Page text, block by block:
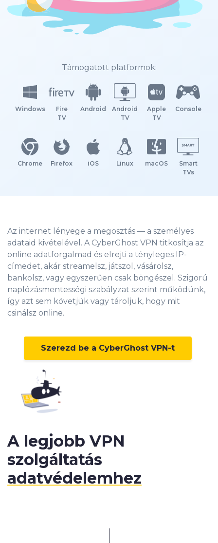
Támogatott platformok:
Windows
Fire
TV
Android
Android
TV
Apple
TV
Console
Chrome Firefox iOS Linux macOS
Smart
TVs
A legjobb VPN
szolgáltatás
adatvédelemhez
Az internet lényege a megosztás — a személyes
adataid kivételével. A CyberGhost VPN titkosítja az
online adatforgalmad és elrejti a tényleges IP-
címedet, akár streamelsz, játszol, vásárolsz,
bankolsz, vagy egyszerűen csak böngészel. Szigorú
naplózásmentességi szabályzat szerint működünk,
így azt sem követjük vagy tároljuk, hogy mit
csinálsz online.
Szerezd be a CyberGhost VPN-t